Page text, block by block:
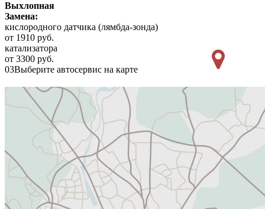
Выхлопная
Замена:
кислородного датчика (лямбда-зонда)
от 1910 руб.
катализатора
от 3300 руб.
03Выберите автосервис на карте